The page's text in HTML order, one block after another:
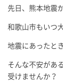
先日、熊本地震
和歌山市もいつ
地震にあったと
そんな不安があ
受けませんか？